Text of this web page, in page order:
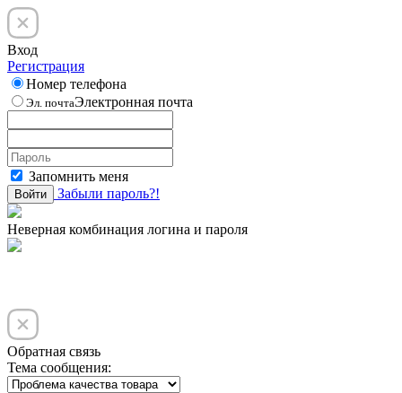
Вход
Регистрация
Номер телефона
Эл. почтаЭлектронная почта
Запомнить меня
Войти Забыли пароль?!
Неверная комбинация логина и пароля
Обратная связь
Тема сообщения: